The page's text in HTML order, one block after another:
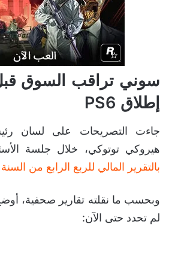
سوني تراقب السوق
إطلاق PS6
جاءت التصريحات على لسان
هيروكي توتوكي، خلال جلسة
بالتقرير المالي للربع الرابع من السنة
وبحسب ما نقلته تقارير صحفية،
لم تحدد حتى الآن: